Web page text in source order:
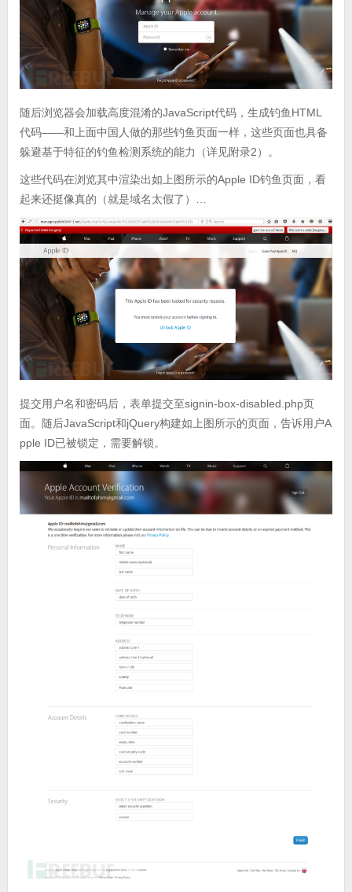
随后浏览器会加载高度混淆的JavaScript代码，生成钓鱼HTML
代码——和上面中国人做的那些钓鱼页面一样，这些页面也具备
躲避基于特征的钓鱼检测系统的能力（详见附录2）。
这些代码在浏览其中渲染出如上图所示的Apple ID钓鱼页面，看
起来还挺像真的（就是域名太假了）…
提交用户名和密码后，表单提交至signin-box-disabled.php页
面。随后JavaScript和jQuery构建如上图所示的页面，告诉用户A
pple ID已被锁定，需要解锁。